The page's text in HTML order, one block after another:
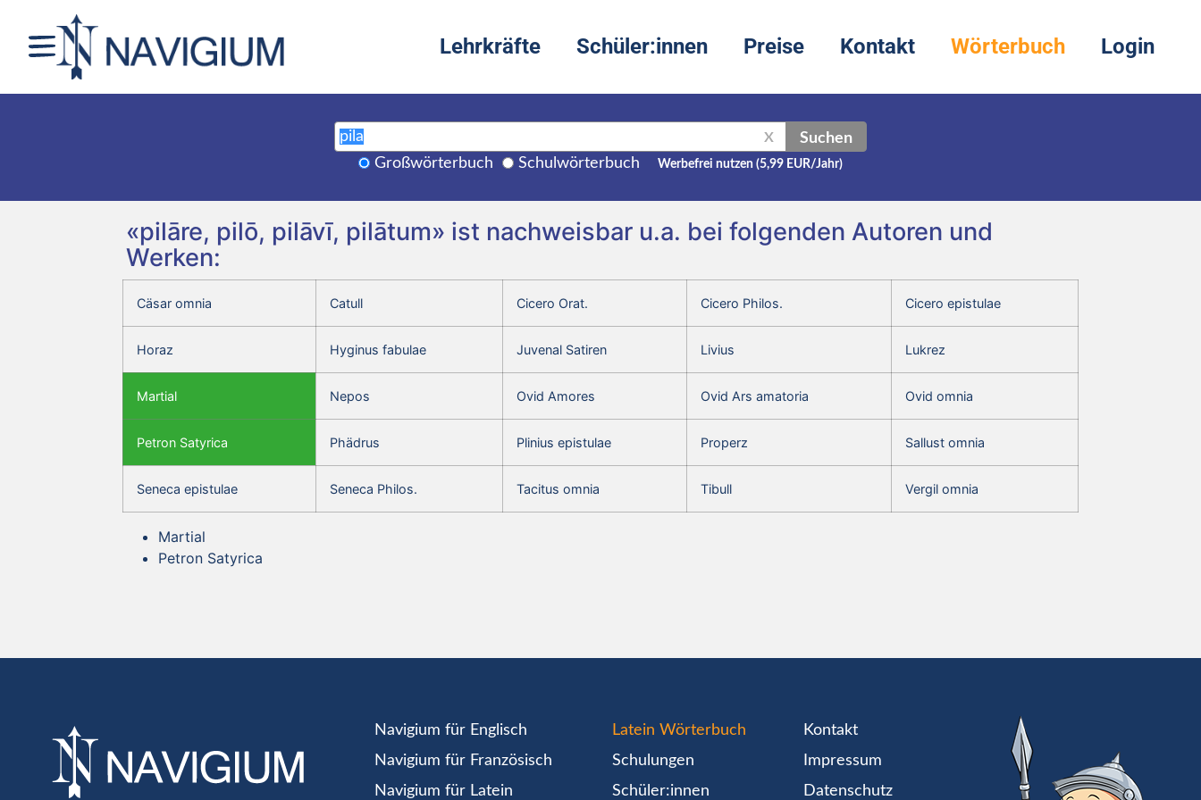
Lehrkräfte Schüler:innen Preise Kontakt Wörterbuch Login
X Suchen
Großwörterbuch Schulwörterbuch Werbefrei nutzen (5,99 EUR/Jahr)
«pilāre, pilō, pilāvī, pilātum» ist nachweisbar u.a. bei folgenden Autoren und
Werken:
Cäsar omnia Catull Cicero Orat. Cicero Philos. Cicero epistulae
Horaz Hyginus fabulae Juvenal Satiren Livius Lukrez
Martial Nepos Ovid Amores Ovid Ars amatoria Ovid omnia
Petron Satyrica Phädrus Plinius epistulae Properz Sallust omnia
Seneca epistulae Seneca Philos. Tacitus omnia Tibull Vergil omnia
Martial
Petron Satyrica
Navigium für Englisch
Navigium für Französisch
Navigium für Latein
Latein Wörterbuch
Schulungen
Schüler:innen
Kontakt
Impressum
Datenschutz